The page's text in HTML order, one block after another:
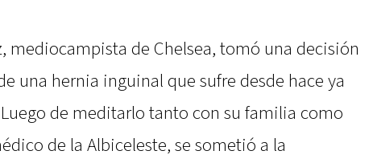
mediocampista de Chelsea, tomó una decisión
una hernia inguinal que sufre desde hace ya
de meditarlo tanto con su familia como
de la Albiceleste, se sometió a la